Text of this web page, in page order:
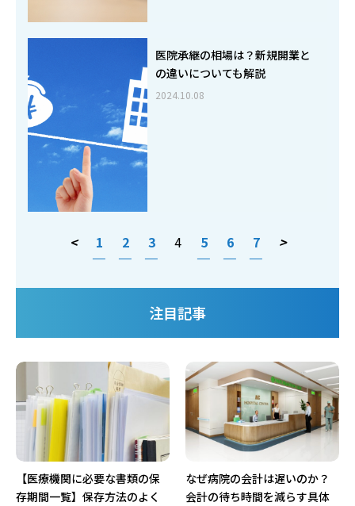
医院承継の相場は？新規開業と
の違いについても解説
2024.10.08
の
ジ
送
り
< 1 2 3 4 5 6 7 >
注目記事
【医療機関に必要な書類の保
存期間一覧】保存方法のよく
なぜ病院の会計は遅いのか？
会計の待ち時間を減らす具体